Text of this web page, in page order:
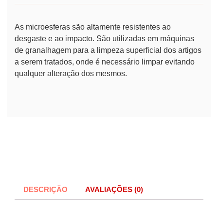
As microesferas são altamente resistentes ao
desgaste e ao impacto. São utilizadas em máquinas
de granalhagem para a limpeza superficial dos artigos
a serem tratados, onde é necessário limpar evitando
qualquer alteração dos mesmos.
DESCRIÇÃO AVALIAÇÕES (0)